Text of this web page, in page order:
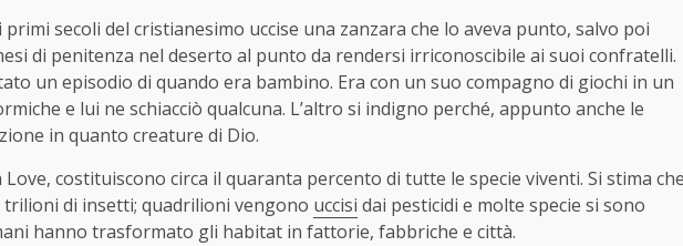
secoli del cristianesimo uccise una zanzara che lo aveva punto, salvo poi
di penitenza nel deserto al punto da rendersi irriconoscibile ai suoi confratelli.
un episodio di quando era bambino. Era con un suo compagno di giochi in un
e lui ne schiacciò qualcuna. L’altro si indigno perché, appunto anche le
in quanto creature di Dio.
costituiscono circa il quaranta percento di tutte le specie viventi. Si stima
di insetti; quadrilioni vengono uccisi dai pesticidi e molte specie si sono
hanno trasformato gli habitat in fattorie, fabbriche e città.